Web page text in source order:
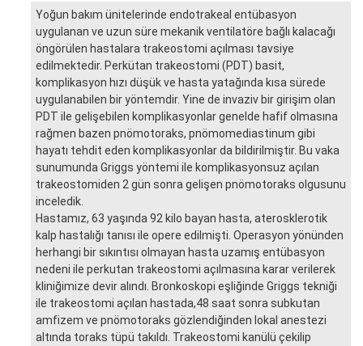
Yoğun bakım ünitelerinde endotrakeal entübasyon
uygulanan ve uzun süre mekanik ventilatöre bağlı kalacağı
öngörülen hastalara trakeostomi açılması tavsiye
edilmektedir. Perkütan trakeostomi (PDT) basit,
komplikasyon hızı düşük ve hasta yatağında kısa sürede
uygulanabilen bir yöntemdir. Yine de invaziv bir girişim olan
PDT ile gelişebilen komplikasyonlar genelde hafif olmasına
rağmen bazen pnömotoraks, pnömomediastinum gibi
hayatı tehdit eden komplikasyonlar da bildirilmiştir. Bu vaka
sunumunda Griggs yöntemi ile komplikasyonsuz açılan
trakeostomiden 2 gün sonra gelişen pnömotoraks olgusunu
inceledik.
Hastamız, 63 yaşında 92 kilo bayan hasta, aterosklerotik
kalp hastalığı tanısı ile opere edilmişti. Operasyon yönünden
herhangi bir sıkıntısı olmayan hasta uzamış entübasyon
nedeni ile perkutan trakeostomi açılmasına karar verilerek
kliniğimize devir alındı. Bronkoskopi eşliğinde Griggs tekniği
ile trakeostomi açılan hastada,48 saat sonra subkutan
amfizem ve pnömotoraks gözlendiğinden lokal anestezi
altında toraks tüpü takıldı. Trakeostomi kanülü çekilip